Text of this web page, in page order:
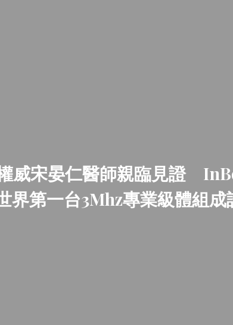
威宋晏仁醫師親臨見證
界第一台3Mhz專業級體組成